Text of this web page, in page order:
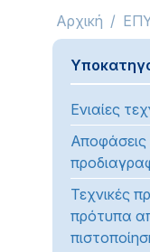
προσβασιμότητας.
Πατήστε
προσαρμόσετε
Αρχική
Ενιαίες
Αποφάσεις
Τεχνικές
πρότυπα